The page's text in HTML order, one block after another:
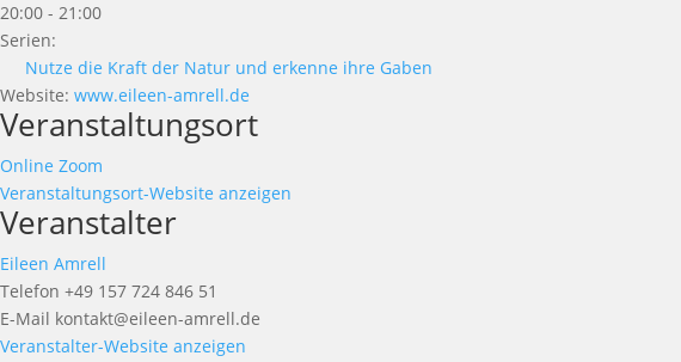
20:00 - 21:00
Serien:
Nutze die Kraft der Natur und erkenne ihre Gaben
Website: www.eileen-amrell.de
Veranstaltungsort
Online Zoom
Veranstaltungsort-Website anzeigen
Veranstalter
Eileen Amrell
Telefon +49 157 724 846 51
E-Mail kontakt@eileen-amrell.de
Veranstalter-Website anzeigen